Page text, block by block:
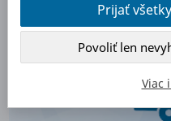
Prijať
Povoliť len
Viac